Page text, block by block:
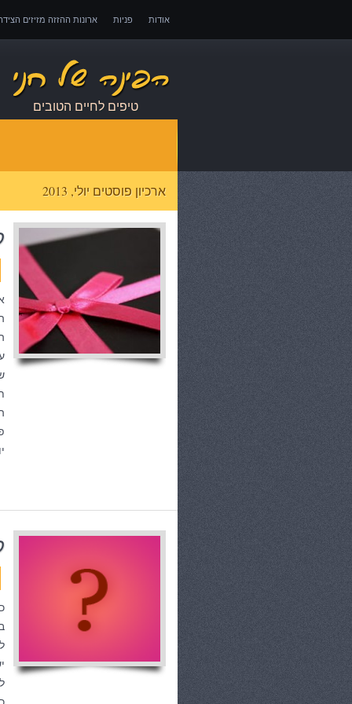
אודות פניות ארונות ההזזה מזיזים
אובדן כושר עבודה – כיצד לממש זכויות
טיפים לחיים הטובים
ארכיון פוסטים יולי, 2013